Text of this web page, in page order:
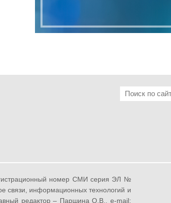
номер СМИ серия ЭЛ №
связи, информационных технологий и
редактор – Паршина О.В., e-mail: